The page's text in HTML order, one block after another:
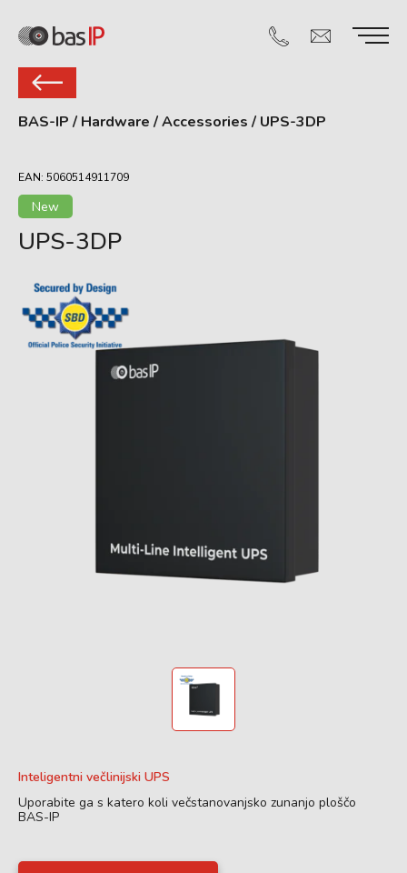
BAS-IP / Hardware /Accessories / UPS-3DP
EAN: 5060514911709
New
UPS-3DP
Inteligentni večlinijski UPS
Uporabite ga s katero koli večstanovanjsko zunanjo ploščo
BAS-IP